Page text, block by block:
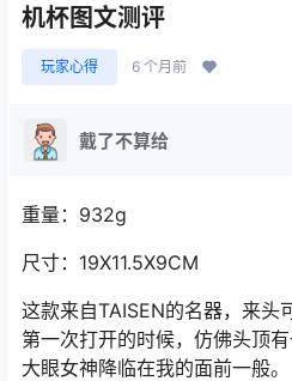
机杯图文测评
玩家心得 6 个月前
戴了不算给
重量：932g
尺寸：19X11.5X9CM
这款来自TAISEN的名器，来头
第一次打开的时候，仿佛头顶
大眼女神降临在我的面前一般。